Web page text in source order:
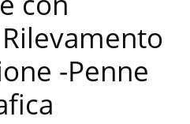
-Penne